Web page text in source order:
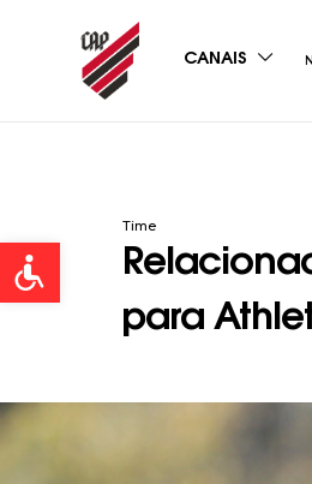
Open toolbar
CANAIS
Time
para